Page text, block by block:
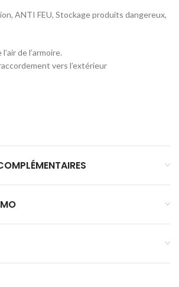
ANTI FEU, Stockage produits dangereux,
de l’armoire.
vers l’extérieur